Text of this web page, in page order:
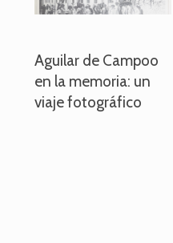
Aguilar de Campoo
en la memoria: un
viaje fotográfico